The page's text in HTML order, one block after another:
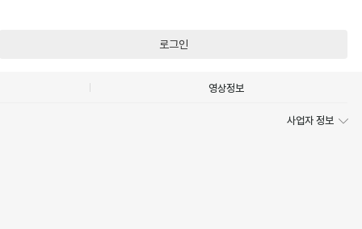
로그인
영상정보
사업자 정보